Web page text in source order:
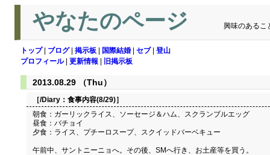
やなたのページ 興味のあるこ
トップ| ブログ| 掲示板 国際結婚 セブ| 登山
プロフィール| 更新情報 旧掲示板
2013.08.29 （Thu）
［/Diary： 食事内容(8/29)］
朝食：ガーリックライス、ソーセージ＆ハム、スクランブルエッグ
昼食：バチョイ
夕食：ライス、プチーロスープ、スクイッドバーベキュー
午前中、サントニーニョへ。その後、SMへ行き、お土産等を買う。